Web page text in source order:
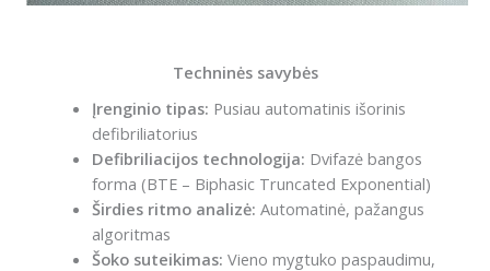
Techninės savybės
Įrenginio tipas: Pusiau automatinis išorinis
defibriliatorius
Defibriliacijos technologija: Dvifazė bangos
forma (BTE – Biphasic Truncated Exponential)
Širdies ritmo analizė: Automatinė, pažangus
algoritmas
Šoko suteikimas: Vieno mygtuko paspaudimu,